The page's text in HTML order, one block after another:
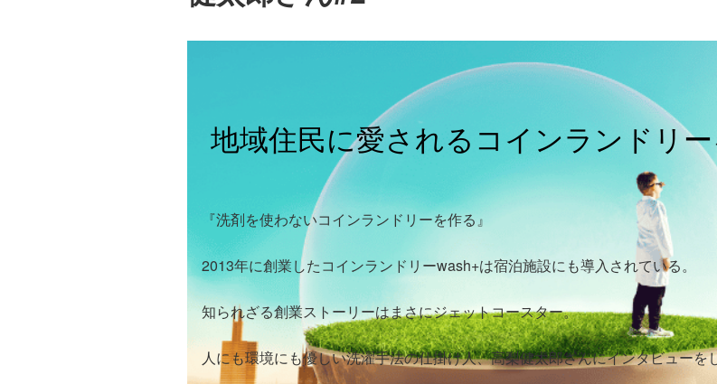
地域住民に愛されるコインランドリ
『洗剤を使わないコインランドリーを作る』
2013年に創業したコインランドリーwash+は宿泊施設にも導入されている。
知られざる創業ストーリーはまさにジェットコースター。
人にも環境にも優しい洗濯手法の仕掛け人、高梨健太郎さんにインタビューを